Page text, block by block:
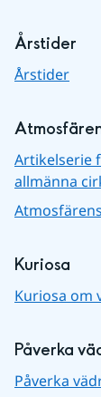
Årstider
Årstider
Artikelserie
allmänna
Kuriosa
Kuriosa om
Påverka
Påverka